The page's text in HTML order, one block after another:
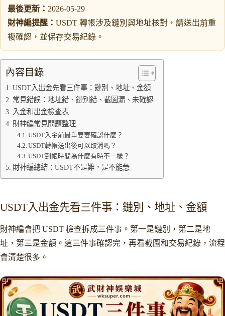
最後更新： 2026-05-29
財神編提醒： USDT 轉帳涉及鏈別與地址核對，請送出前重
複確認，並保存交易紀錄。
內容目錄
USDT入出金先看三件事：鏈別、地址、金額
常見錯誤：地址錯、鏈別錯、截圖漏、未確認
入金和出金檢查表
財神編常見問題整理
USDT入金前最重要要確認什麼？
USDT轉帳送出後可以取消嗎？
USDT到帳時間為什麼有時不一樣？
財神編總結：USDT不是難，是不能急
USDT入出金先看三件事：鏈別、地址、金額
財神編會把 USDT 檢查拆成三件事。第一是鏈別，第二是地
址，第三是金額。這三件事確認完，再看截圖和交易紀錄，流程
會清楚很多。